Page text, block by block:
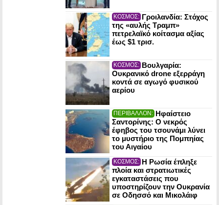
ΚΟΣΜΟΣ: Γροιλανδία: Στόχος
της «αυλής Τραμπ»
πετρελαϊκό κοίτασμα αξίας
έως $1 τρισ.
ΚΟΣΜΟΣ: Βουλγαρία:
Ουκρανικό drone εξερράγη
κοντά σε αγωγό φυσικού
αερίου
ΠΕΡΙΒΑΛΛΟΝ: Ηφαίστειο
Σαντορίνης: Ο νεκρός
έφηβος του τσουνάμι λύνει
το μυστήριο της Πομπηίας
του Αιγαίου
ΚΟΣΜΟΣ: Η Ρωσία έπληξε
πλοία και στρατιωτικές
εγκαταστάσεις που
υποστηρίζουν την Ουκρανία
σε Οδησσό και Μικολάιφ